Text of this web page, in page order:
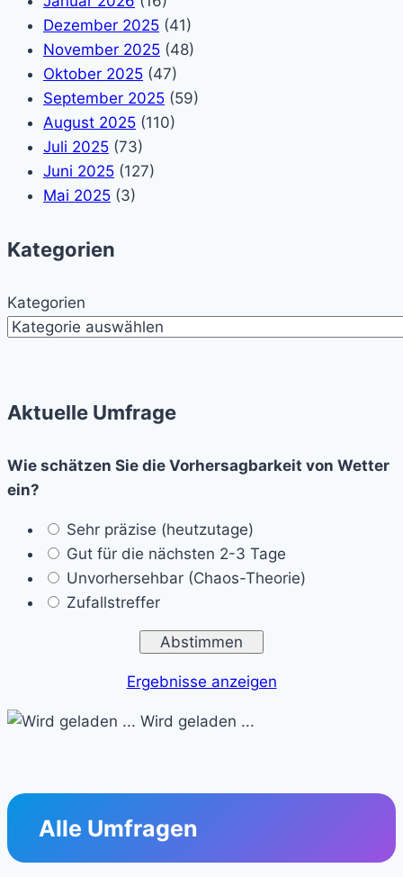
Dezember 2025 (41)
November 2025 (48)
Oktober 2025 (47)
September 2025 (59)
August 2025 (110)
Juli 2025 (73)
Juni 2025 (127)
Mai 2025 (3)
Kategorien
Kategorien
Aktuelle Umfrage
Wie schätzen Sie die Vorhersagbarkeit von Wetter
ein?
Sehr präzise (heutzutage)
Gut für die nächsten 2-3 Tage
Unvorhersehbar (Chaos-Theorie)
Zufallstreffer
Ergebnisse anzeigen
Wird geladen ...
Alle Umfragen